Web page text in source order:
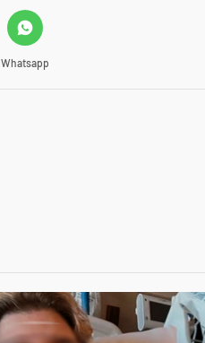
Whatsapp